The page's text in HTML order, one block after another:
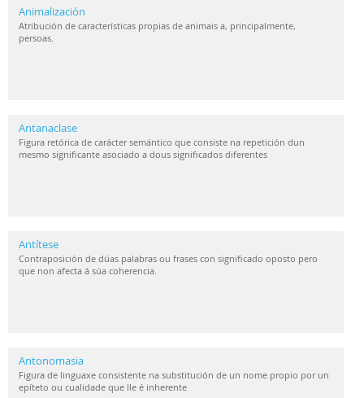
Animalización
Atribución de características propias de animais a, principalmente,
persoas.
Antanaclase
Figura retórica de carácter semántico que consiste na repetición dun
mesmo significante asociado a dous significados diferentes
Antítese
Contraposición de dúas palabras ou frases con significado oposto pero
que non afecta á súa coherencia.
Antonomasia
Figura de linguaxe consistente na substitución de un nome propio por un
epíteto ou cualidade que lle é inherente